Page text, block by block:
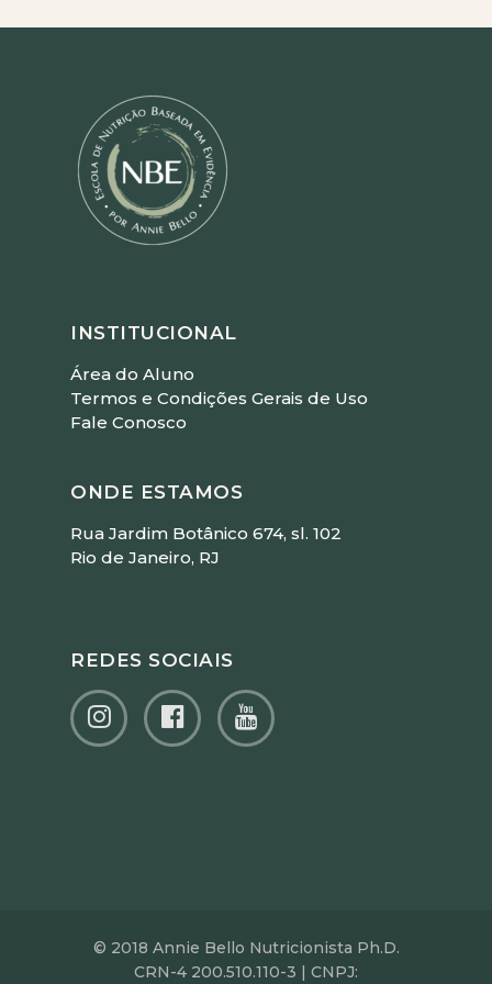
INSTITUCIONAL
Área do Aluno
Termos e Condições Gerais de Uso
Fale Conosco
ONDE ESTAMOS
Rua Jardim Botânico 674, sl. 102
Rio de Janeiro, RJ
REDES SOCIAIS
© 2018 Annie Bello Nutricionista Ph.D.
CRN-4 200.510.110-3 | CNPJ: